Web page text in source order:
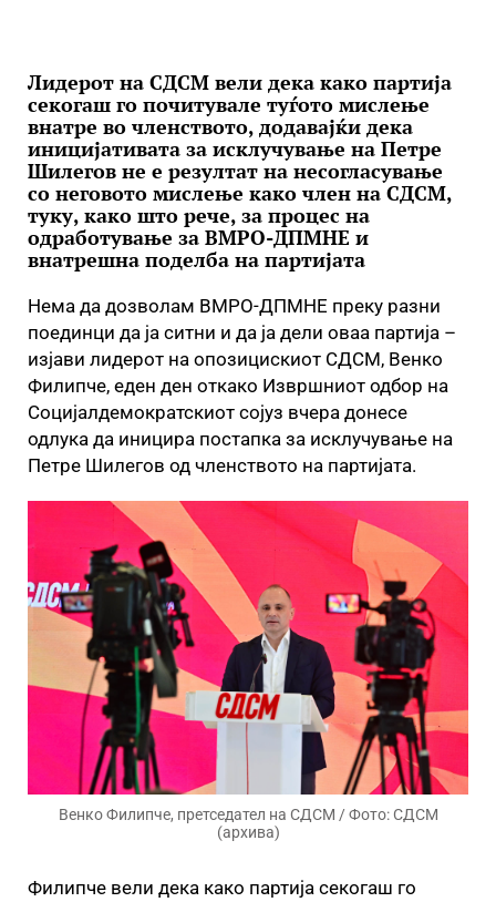
Лидерот на СДСМ вели дека како партија
секогаш го почитувале туѓото мислење
внатре во членството, додавајќи дека
иницијативата за исклучување на Петре
Шилегов не е резултат на несогласување
со неговото мислење како член на СДСМ,
туку, како што рече, за процес на
одработување за ВМРО-ДПМНЕ и
внатрешна поделба на партијата
Нема да дозволам ВМРО-ДПМНЕ преку разни
поединци да ја ситни и да ја дели оваа партија –
изјави лидерот на опозицискиот СДСМ, Венко
Филипче, еден ден откако Извршниот одбор на
Социјалдемократскиот сојуз вчера донесе
одлука да иницира постапка за исклучување на
Петре Шилегов од членството на партијата.
Венко Филипче, претседател на СДСМ / Фото: СДСМ
(архива)
Филипче вели дека како партија секогаш го